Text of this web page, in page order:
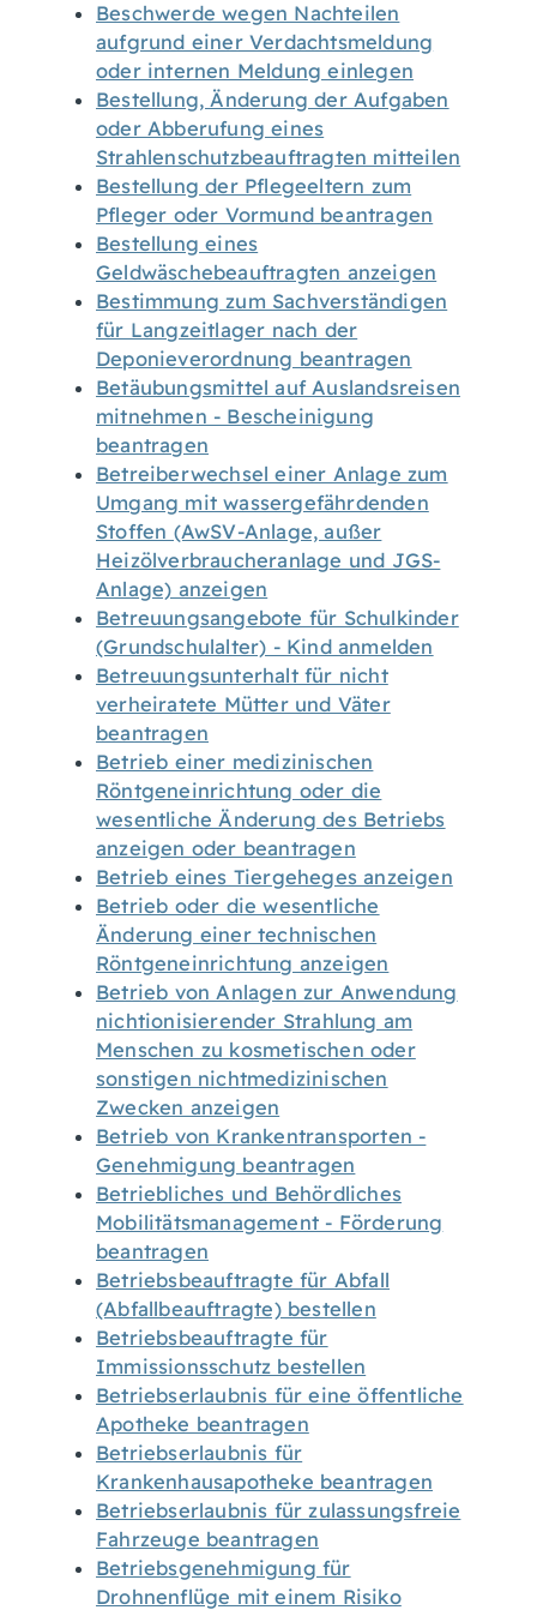
Beschwerde wegen Nachteilen
aufgrund einer Verdachtsmeldung
oder internen Meldung einlegen
Bestellung, Änderung der Aufgaben
oder Abberufung eines
Strahlenschutzbeauftragten mitteilen
Bestellung der Pflegeeltern zum
Pfleger oder Vormund beantragen
Bestellung eines
Geldwäschebeauftragten anzeigen
Bestimmung zum Sachverständigen
für Langzeitlager nach der
Deponieverordnung beantragen
Betäubungsmittel auf Auslandsreisen
mitnehmen - Bescheinigung
beantragen
Betreiberwechsel einer Anlage zum
Umgang mit wassergefährdenden
Stoffen (AwSV-Anlage, außer
Heizölverbraucheranlage und JGS-
Anlage) anzeigen
Betreuungsangebote für Schulkinder
(Grundschulalter) - Kind anmelden
Betreuungsunterhalt für nicht
verheiratete Mütter und Väter
beantragen
Betrieb einer medizinischen
Röntgeneinrichtung oder die
wesentliche Änderung des Betriebs
anzeigen oder beantragen
Betrieb eines Tiergeheges anzeigen
Betrieb oder die wesentliche
Änderung einer technischen
Röntgeneinrichtung anzeigen
Betrieb von Anlagen zur Anwendung
nichtionisierender Strahlung am
Menschen zu kosmetischen oder
sonstigen nichtmedizinischen
Zwecken anzeigen
Betrieb von Krankentransporten -
Genehmigung beantragen
Betriebliches und Behördliches
Mobilitätsmanagement - Förderung
beantragen
Betriebsbeauftragte für Abfall
(Abfallbeauftragte) bestellen
Betriebsbeauftragte für
Immissionsschutz bestellen
Betriebserlaubnis für eine öffentliche
Apotheke beantragen
Betriebserlaubnis für
Krankenhausapotheke beantragen
Betriebserlaubnis für zulassungsfreie
Fahrzeuge beantragen
Betriebsgenehmigung für
Drohnenflüge mit einem Risiko